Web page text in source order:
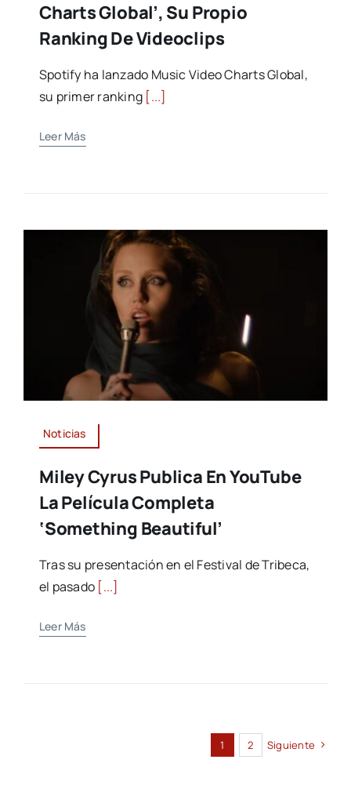
Charts Global’, Su Propio
Ranking De Videoclips
Spotify ha lanzado Music Video Charts Global,
su primer ranking [...]
Leer Más
Noticias
Miley Cyrus Publica En YouTube
La Película Completa
‘Something Beautiful’
Tras su presentación en el Festival de Tribeca,
el pasado [...]
Leer Más
1 2 Siguiente